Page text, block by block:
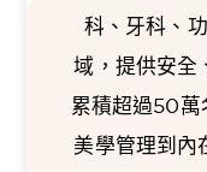
科、牙科、
域，提供安全
累積超過50萬
美學管理到內